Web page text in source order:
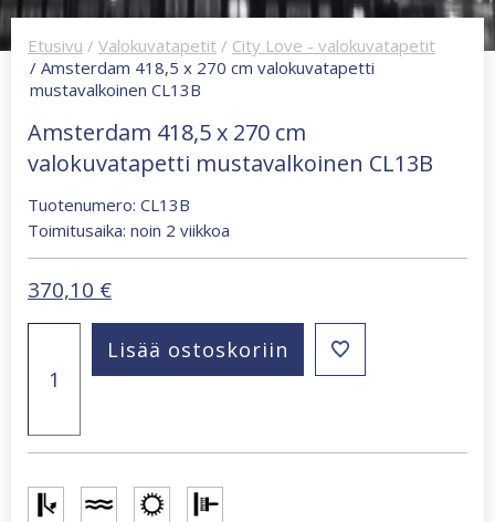
Etusivu / Valokuvatapetit / City Love - valokuvatapetit
/ Amsterdam 418,5 x 270 cm valokuvatapetti
mustavalkoinen CL13B
Amsterdam 418,5 x 270 cm
valokuvatapetti mustavalkoinen CL13B
Tuotenumero: CL13B
Toimitusaika: noin 2 viikkoa
370,10 €
valokuvatapetti
CL13B
määrä
Lisää ostoskoriin